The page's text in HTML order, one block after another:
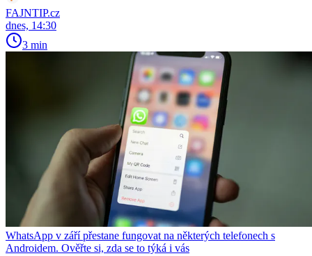
FAJNTIP.cz
dnes, 14:30
3 min
WhatsApp v září přestane fungovat na některých telefonech s
Androidem. Ověřte si, zda se to týká i vás